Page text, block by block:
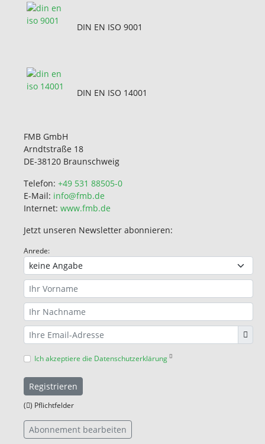
DIN EN ISO 9001
DIN EN ISO 14001
FMB GmbH
Arndtstraße 18
DE-38120 Braunschweig
Telefon: +49 531 88505-0
E-Mail: info@fmb.de
Internet: www.fmb.de
Jetzt unseren Newsletter abonnieren:
Anrede:
Ich akzeptiere die Datenschutzerklärung
Registrieren
( ) Pflichtfelder
Abonnement bearbeiten